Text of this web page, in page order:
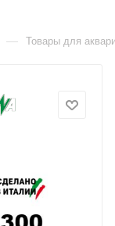
— Товары для